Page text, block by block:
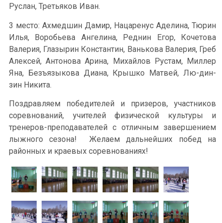
Руслан, Третьяков Иван.
3 место: Ахмедшин Дамир, Нацаренус Аделина, Тюрин
Илья, Воробьева Ангелина, Реднин Егор, Кочетова
Валерия, Глазырин Константин, Ванькова Валерия, Греб
Алексей, Антонова Арина, Михайлов Рустам, Миллер
Яна, Безъязыкова Диана, Крышко Матвей, Лю-дин-
зин Никита.
Поздравляем победителей и призеров, участников
соревнований, учителей физической культуры и
тренеров-преподавателей с отличным завершением
лыжного сезона! Желаем дальнейших побед на
районных и краевых соревнованиях!